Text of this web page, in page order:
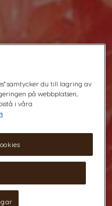
samtycker du till lagring av
på webbplatsen,
i våra